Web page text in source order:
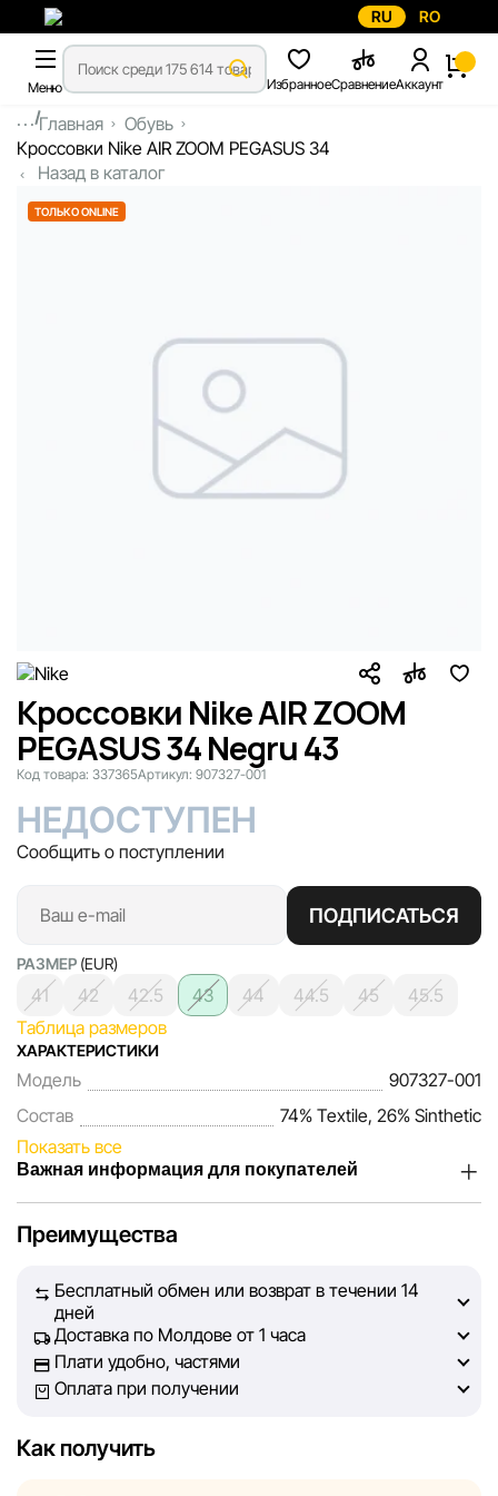
RU RO
Меню ИзбранноеСравнениеАккаунт
...Главная
Обувь
Кроссовки Nike AIR ZOOM PEGASUS 34
Назад в каталог
ТОЛЬКО ONLINE
Кроссовки Nike AIR ZOOM
PEGASUS 34 Negru 43
Код товара: 337365Артикул: 907327-001
НЕДОСТУПЕН
Сообщить о поступлении
ПОДПИСАТЬСЯ
РАЗМЕР (EUR)
41 42 42.5 43 44 44.5 45
45.5
Таблица размеров
ХАРАКТЕРИСТИКИ
Модель
907327-001
Состав
74% Textile, 26% Sinthetic
Показать все
Важная информация для покупателей
наших покупателей. Каждый день мы работаем над тем,
на сайте, была максимально полной, объективной и
актуальной. Наша цель — обеспечить вас достоверной
информацией, чтобы вы смогли принять лучшее
решение о покупке.
не может гарантировать абсолютную точность всех
Преимущества
Бесплатный обмен или возврат в течении 14
дней
Доставка по Молдове от 1 часа
Плати удобно, частями
Оплата при получении
Как получить